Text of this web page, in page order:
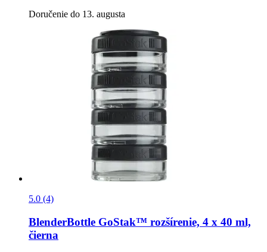
Doručenie do 13. augusta
5.0 (4)
BlenderBottle GoStak™ rozšírenie, 4 x 40 ml,
čierna